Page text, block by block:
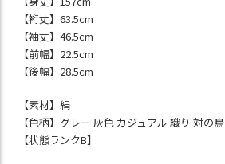
【裄丈】63.5cm
【袖丈】46.5cm
【前幅】22.5cm
【後幅】28.5cm
【素材】絹
【色柄】グレー 灰色 カジュアル 織り 対の鳥
【状態ランクB】